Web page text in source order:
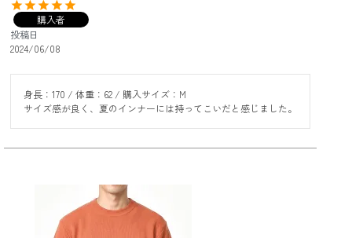
購入者
投稿日
2024/06/08
身長：170 / 体重：62 / 購入サイズ：M
サイズ感が良く、夏のインナーには持ってこいだと感じました。